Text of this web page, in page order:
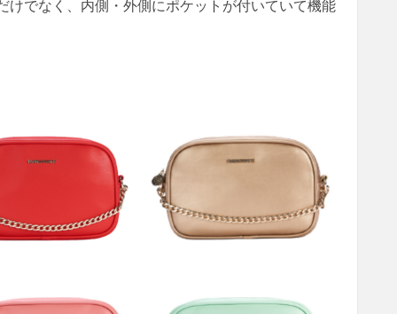
でなく、内側・外側にポケットが付いていて機能